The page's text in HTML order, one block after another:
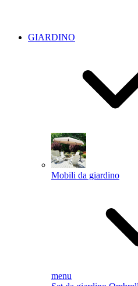
GIARDINO
Mobili da giardino
menu